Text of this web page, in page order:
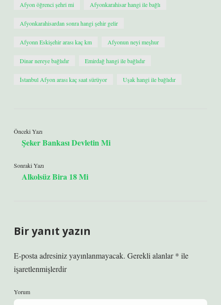
Afyon öğrenci şehri mi Afyonkarahisar hangi ile bağlı
Afyonkarahisardan sonra hangi şehir gelir
Afyonn Eskişehir arası kaç km Afyonun neyi meşhur
Dinar nereye bağlıdır Emirdağ hangi ile bağlıdır
İstanbul Afyon arası kaç saat sürüyor Uşak hangi ile bağlıdır
Önceki Yazı
Şeker Bankası Devletin Mi
Sonraki Yazı
Alkolsüz Bira 18 Mi
Bir yanıt yazın
E-posta adresiniz yayınlanmayacak. Gerekli alanlar* ile
işaretlenmişlerdir
Yorum